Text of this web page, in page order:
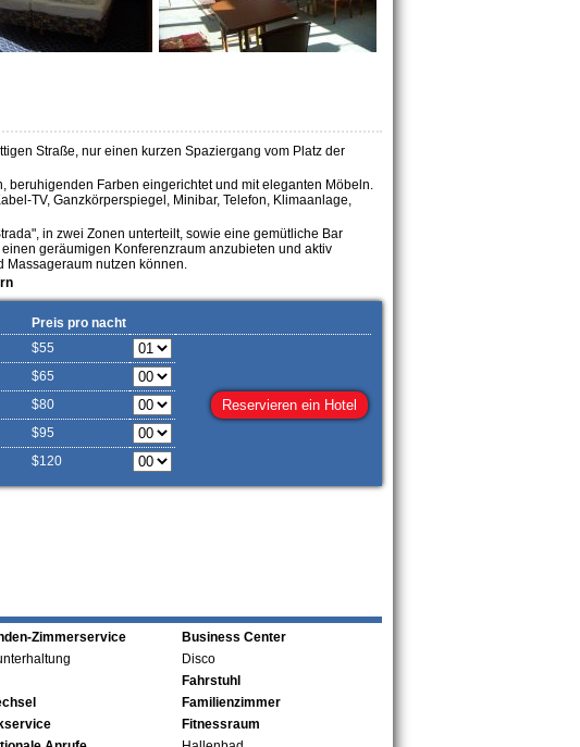
Straße, nur einen kurzen Spaziergang vom Platz der
beruhigenden Farben eingerichtet und mit eleganten Möbeln.
TV, Ganzkörperspiegel, Minibar, Telefon, Klimaanlage,
in zwei Zonen unterteilt, sowie eine gemütliche Bar
geräumigen Konferenzraum anzubieten und aktiv
Massageraum nutzen können.
Preis pro nacht
$55
$65
$80
$95
$120
Zimmerservice
Business Center
Disco
Fahrstuhl
Familienzimmer
Fitnessraum